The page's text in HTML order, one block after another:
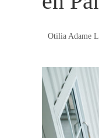
Otilia Adame